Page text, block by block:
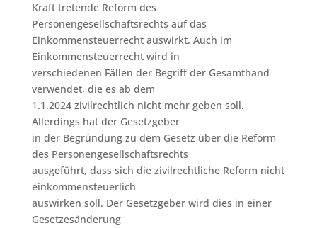
Kraft tretende Reform des
Personengesellschaftsrechts auf das
Einkommensteuerrecht auswirkt. Auch im
Einkommensteuerrecht wird in
verschiedenen Fällen der Begriff der Gesamthand
verwendet, die es ab dem
1.1.2024 zivilrechtlich nicht mehr geben soll.
Allerdings hat der Gesetzgeber
in der Begründung zu dem Gesetz über die Reform
des Personengesellschaftsrechts
ausgeführt, dass sich die zivilrechtliche Reform nicht
einkommensteuerlich
auswirken soll. Der Gesetzgeber wird dies in einer
Gesetzesänderung